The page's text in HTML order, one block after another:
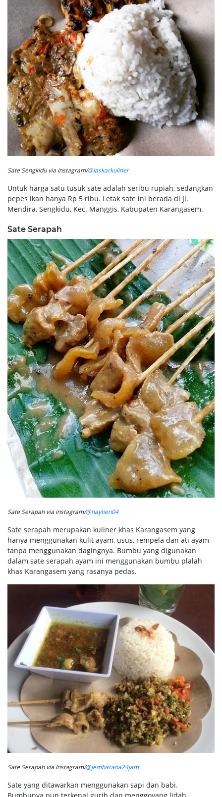
Sate Sengkidu via Instagram/@laskarkuliner
Untuk harga satu tusuk sate adalah seribu rupiah, sedangkan
pepes ikan hanya Rp 5 ribu. Letak sate ini berada di Jl.
Mendira, Sengkidu, Kec. Manggis, Kabupaten Karangasem.
Sate Serapah
Sate Serapah via instagram/@haytien04
Sate serapah merupakan kuliner khas Karangasem yang
hanya menggunakan kulit ayam, usus, rempela dan ati ayam
tanpa menggunakan dagingnya. Bumbu yang digunakan
dalam sate serapah ayam ini menggunakan bumbu plalah
khas Karangasem yang rasanya pedas.
Sate Serapah via Instagram/@jembarana24jam
Sate yang ditawarkan menggunakan sapi dan babi.
Bumbunya pun terkenal gurih dan menggoyang lidah.